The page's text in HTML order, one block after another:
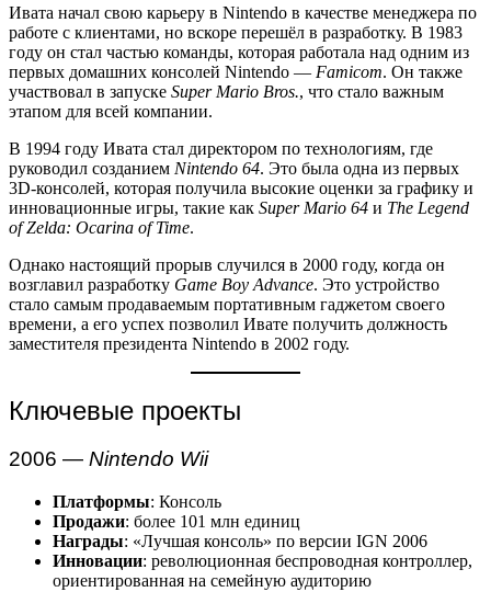
Ивата начал свою карьеру в Nintendo в качестве менеджера по
работе с клиентами, но вскоре перешёл в разработку. В 1983
году он стал частью команды, которая работала над одним из
первых домашних консолей Nintendo — Famicom. Он также
участвовал в запуске Super Mario Bros., что стало важным
этапом для всей компании.
В 1994 году Ивата стал директором по технологиям, где
руководил созданием Nintendo 64. Это была одна из первых
3D-консолей, которая получила высокие оценки за графику и
инновационные игры, такие как Super Mario 64 и The Legend
of Zelda: Ocarina of Time.
Однако настоящий прорыв случился в 2000 году, когда он
возглавил разработку Game Boy Advance. Это устройство
стало самым продаваемым портативным гаджетом своего
времени, а его успех позволил Ивате получить должность
заместителя президента Nintendo в 2002 году.
Ключевые проекты
2006 — Nintendo Wii
Платформы: Консоль
Продажи: более 101 млн единиц
Награды: «Лучшая консоль» по версии IGN 2006
Инновации: революционная беспроводная контроллер,
ориентированная на семейную аудиторию